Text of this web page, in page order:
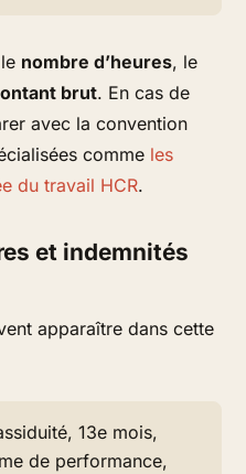
nombre d’heures, le
brut. En cas de
avec la convention
comme les
du travail HCR.
et indemnités
apparaître dans cette
13e mois,
de performance,